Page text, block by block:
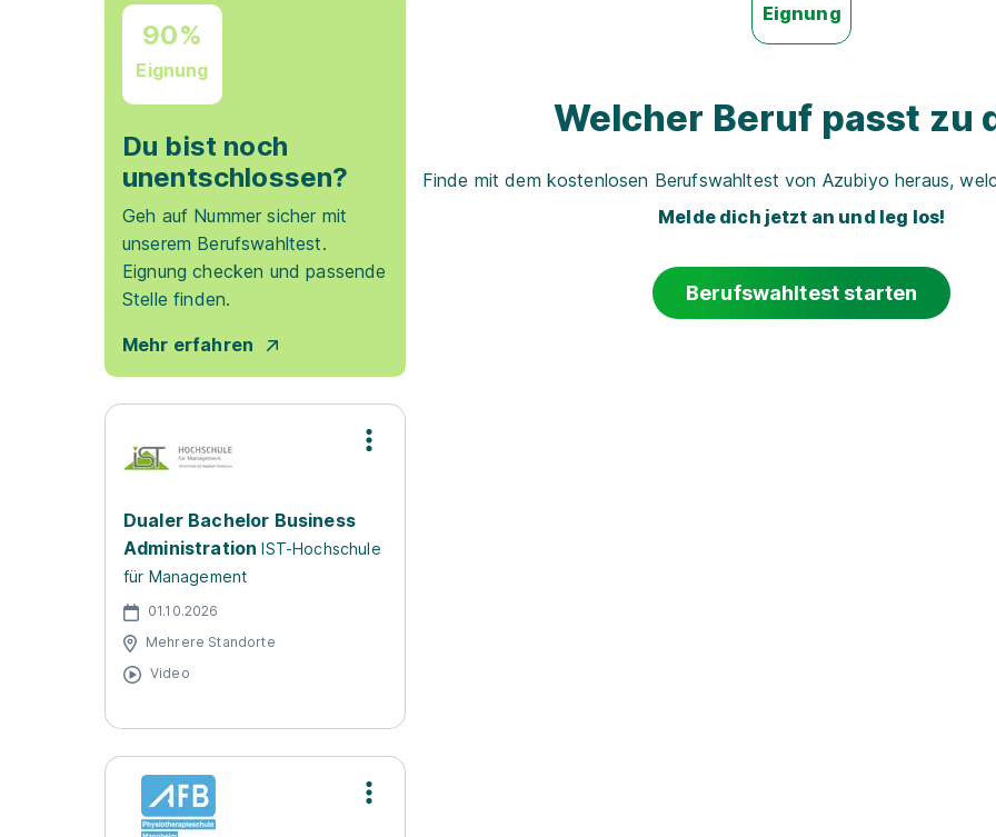
90%
Eignung
Du bist noch
unentschlossen?
Geh auf Nummer sicher mit
unserem Berufswahltest.
Eignung checken und passende
Stelle finden.
Mehr erfahren
Dualer Bachelor Business
Administration IST-Hochschule
für Management
01.10.2026
Mehrere Standorte
Video
Eignung
Welcher Beruf passt zu
Finde mit dem kostenlosen Berufswahltest von Azubiyo heraus,
Melde dich jetzt an und leg los!
Berufswahltest starten